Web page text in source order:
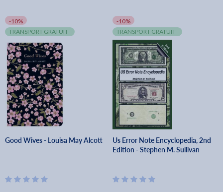
-10%
TRANSPORT GRATUIT
Good Wives - Louisa May Alcott
-10%
TRANSPORT GRATUIT
Us Error Note Encyclopedia, 2nd
Edition - Stephen M. Sullivan